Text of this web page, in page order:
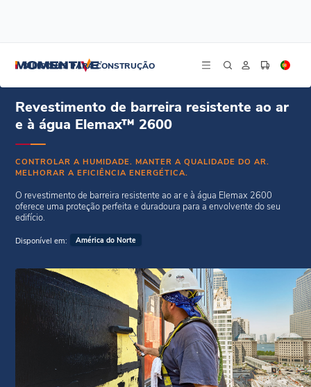
SILICONES PARA CONSTRUÇÃO
Revestimento de barreira resistente ao ar e à água Elemax™ 2600
Revestimento de barreira resistente ao ar
e à água Elemax™ 2600
CONTROLAR A HUMIDADE. MANTER A QUALIDADE DO AR.
MELHORAR A EFICIÊNCIA ENERGÉTICA.
O revestimento de barreira resistente ao ar e à água Elemax 2600
oferece uma proteção perfeita e duradoura para a envolvente do seu
edifício.
Disponível em: América do Norte